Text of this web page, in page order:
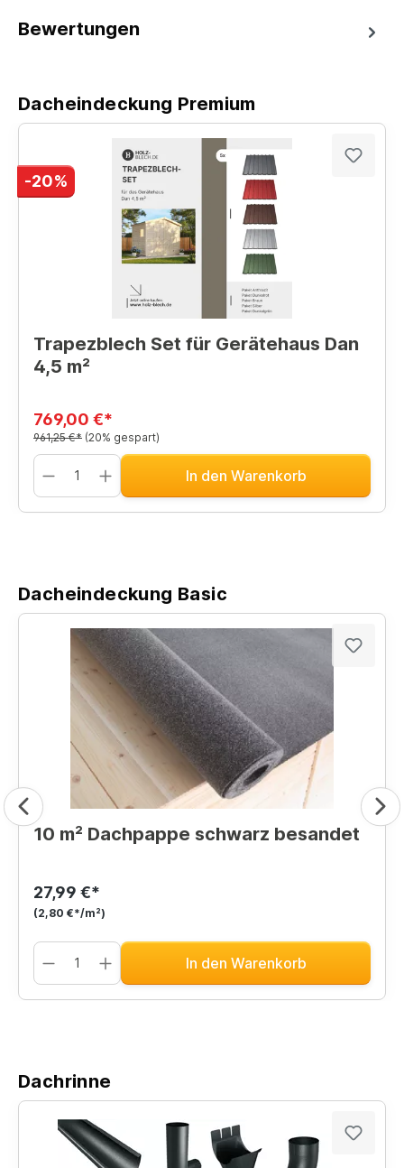
Bewertungen
Dacheindeckung Premium
-20%
Trapezblech Set für Gerätehaus Dan
4,5 m²
769,00 €*
961,25 €* (20% gespart)
In den Warenkorb
Dacheindeckung Basic
10 m² Dachpappe schwarz besandet
27,99 €*
(2,80 €*/m²)
In den Warenkorb
Dachrinne